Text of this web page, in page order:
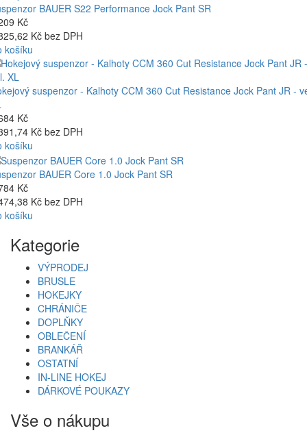
BAUER S22 Performance Jock Pant SR
Kč
Kč bez DPH
košíku
suspenzor - Kalhoty CCM 360 Cut Resistance Jock Pant JR -
Kč
Kč bez DPH
košíku
BAUER Core 1.0 Jock Pant SR
Kč
Kč bez DPH
košíku
Kategorie
VÝPRODEJ
BRUSLE
HOKEJKY
CHRÁNIČE
DOPLŇKY
OBLEČENÍ
BRANKÁŘ
OSTATNÍ
IN-LINE HOKEJ
DÁRKOVÉ POUKAZY
Vše o nákupu